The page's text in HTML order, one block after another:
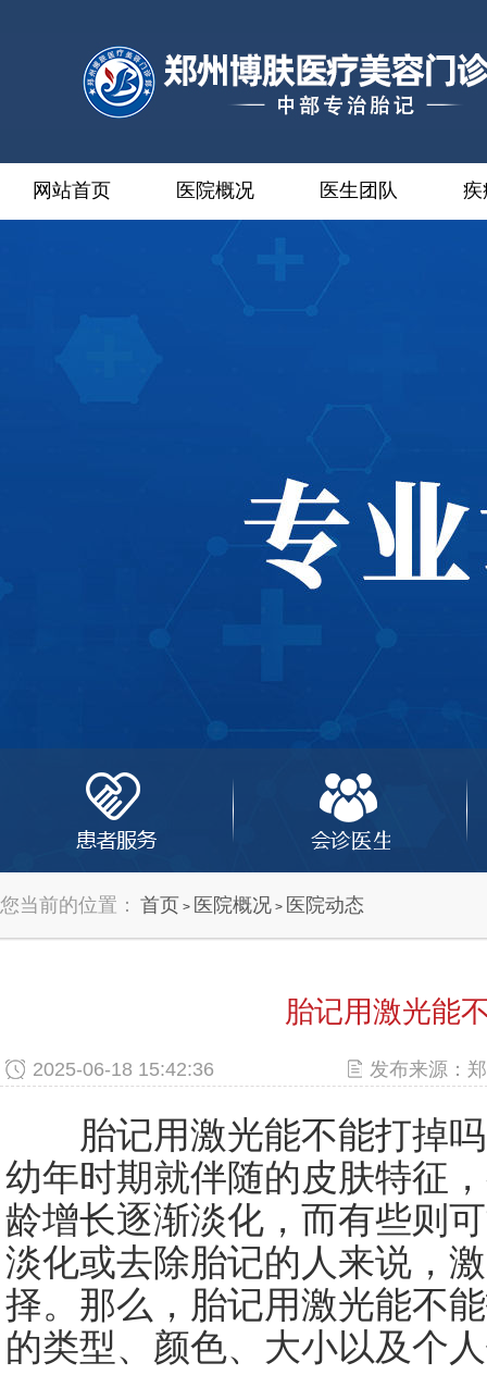
网站首页 医院概况 医生团队 疾
您当前的位置： 首页 > 医院概况 > 医院动态
胎记用激光能
2025-06-18 15:42:36 发布来源：
胎记用激光能不能打掉吗
幼年时期就伴随的皮肤特征
龄增长逐渐淡化，而有些则
淡化或去除胎记的人来说，
择。那么，胎记用激光能不
的类型、颜色、大小以及个